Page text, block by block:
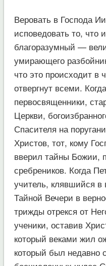
Веровать в Господа
исповедовать то, что
благоразумный —
умирающего
что это происходит в
отвергнут всеми.
первосвященники,
Церкви,
Спасителя на
Христов, тот, кому
вверил тайны Божии,
сребреников. Когда
учитель, клявшийся в
Тайной Вечери в
трижды отрекся от
ученики, оставив
который веками жил
который был недавно